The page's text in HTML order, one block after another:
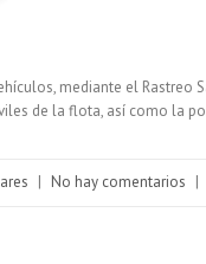
mediante el Rastreo
de la flota, así como la
| No hay comentarios |